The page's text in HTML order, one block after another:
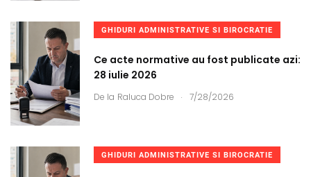
GHIDURI ADMINISTRATIVE SI BIROCRATIE
Ce acte normative au fost publicate azi:
28 iulie 2026
De la Raluca Dobre . 7/28/2026
GHIDURI ADMINISTRATIVE SI BIROCRATIE